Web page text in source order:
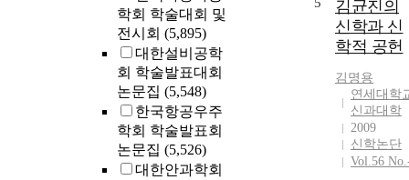
학회 학술대회 및
전시회 (5,895)
대한설비공학
회 학술발표대회
논문집 (5,548)
한국항공우주
학회 학술발표회
논문집 (5,526)
대한안과학회
5
김균진의
신학과 신
학적 공헌
김명용
연세대학
신과대학
2009
신학논단
Vol.56